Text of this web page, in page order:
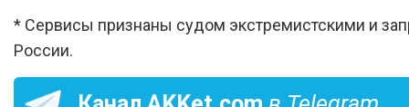
* Сервисы признаны судом экстремистскими и
России.